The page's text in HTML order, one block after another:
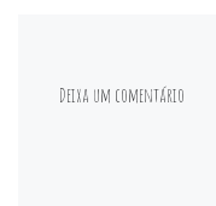
Deixa um comentário